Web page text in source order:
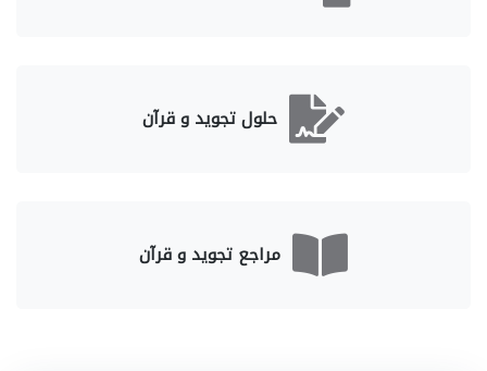
حلول تجويد و قرآن
مراجع تجويد و قرآن